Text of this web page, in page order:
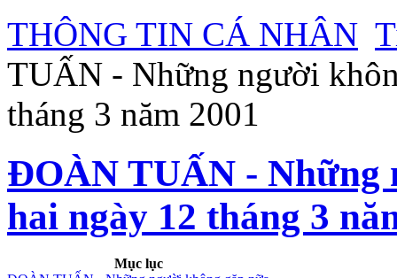
THÔNG TIN CÁ NHÂN
TUẤN - Những người
tháng 3 năm 2001
ĐOÀN TUẤN - Những
hai ngày 12 tháng 3
Mục lục